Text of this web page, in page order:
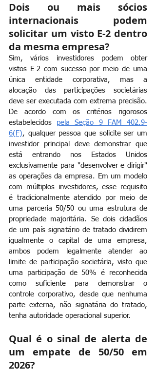
Dois ou mais sócios
internacionais podem
solicitar um visto E-2 dentro
da mesma empresa?
Sim, vários investidores podem obter
vistos E-2 com sucesso por meio de uma
única entidade corporativa, mas a
alocação das participações societárias
deve ser executada com extrema precisão.
De acordo com os critérios rigorosos
estabelecidos
pela Seção 9 FAM 402.9-
6(F), qualquer pessoa que solicite ser um
investidor principal deve demonstrar que
está entrando nos Estados Unidos
exclusivamente para "desenvolver e dirigir"
as operações da empresa. Em um modelo
com múltiplos investidores, esse requisito
é tradicionalmente atendido por meio de
uma parceria 50/50 ou uma estrutura de
propriedade majoritária. Se dois cidadãos
de um país signatário de tratado dividirem
igualmente o capital de uma empresa,
ambos podem legalmente atender ao
limite de participação societária, visto que
uma participação de 50% é reconhecida
como suficiente para demonstrar o
controle corporativo, desde que nenhuma
parte externa, não signatária do tratado,
tenha autoridade operacional superior.
Qual é o sinal de alerta de
um empate de 50/50 em
2026?